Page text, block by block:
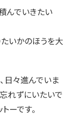
んでいきたい
たいかのほうを大
日々進んでいま
れずにいたいで
ーです。